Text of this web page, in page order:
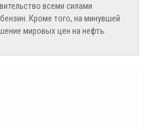
всеми силами
Кроме того, на минувшей
мировых цен на нефть.